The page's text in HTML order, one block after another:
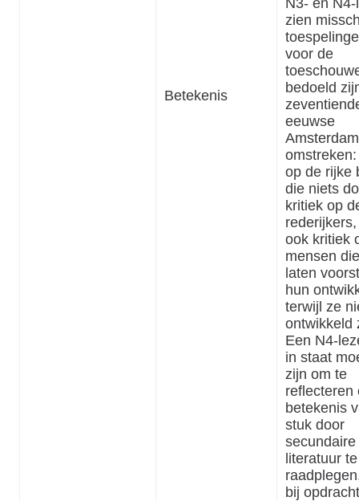
Betekenis
zien
voor de
bedoeld
eeuwse
op de rijke
die niets
kritiek op
ook kritiek
mensen
laten
hun
terwijl ze
ontwikkeld
Een N4-
in staat
zijn om te
reflecteren
betekenis
stuk door
secundaire
literatuur te
bij